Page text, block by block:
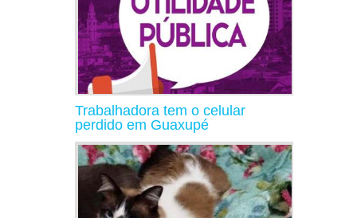
Trabalhadora tem o celular
perdido em Guaxupé